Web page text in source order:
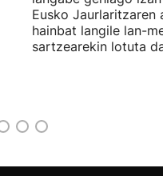
Eusko Jaurlaritzaren
hainbat langile lan-
sartzearekin lotuta